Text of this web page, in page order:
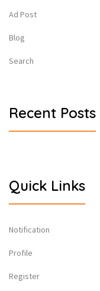
Ad Post
Blog
Search
Recent Posts
Quick Links
Notification
Profile
Register